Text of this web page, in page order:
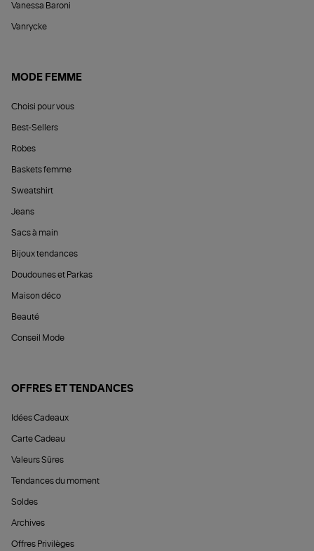
Vanessa Baroni
Vanrycke
MODE FEMME
Choisi pour vous
Best-Sellers
Robes
Baskets femme
Sweatshirt
Jeans
Sacs à main
Bijoux tendances
Doudounes et Parkas
Maison déco
Beauté
Conseil Mode
OFFRES ET TENDANCES
Idées Cadeaux
Carte Cadeau
Valeurs Sûres
Tendances du moment
Soldes
Archives
Offres Privilèges